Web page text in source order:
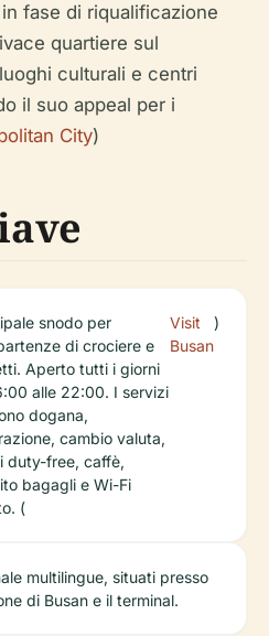
fase di riqualificazione
quartiere sul
culturali e centri
il suo appeal per i
City)
snodo per
di crociere e
Aperto tutti i giorni
alle 22:00. I servizi
dogana,
cambio valuta,
duty-free, caffè,
bagagli e Wi-Fi
(
Visit
Busan
)
multilingue, situati presso
di Busan e il terminal.